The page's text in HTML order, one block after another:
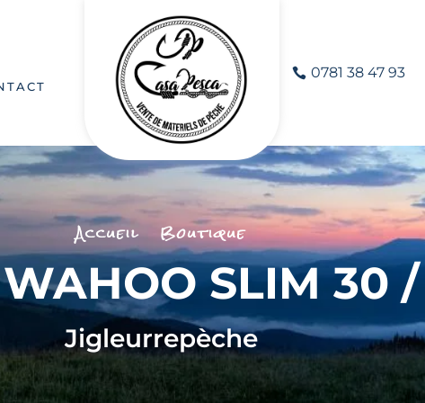
0781 38 47 93
Accueil Boutique
SLIM 30
Jigleurrepèche